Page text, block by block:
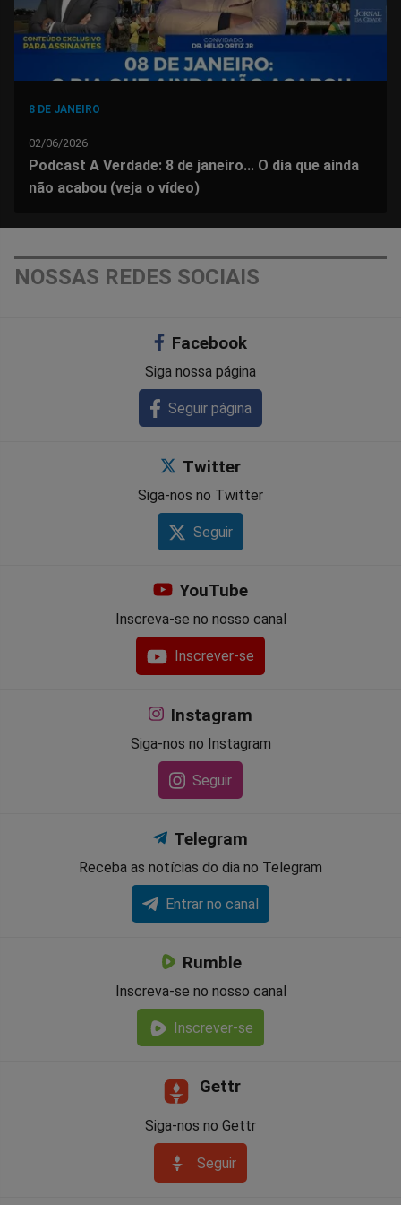
8 DE JANEIRO
02/06/2026
Podcast A Verdade: 8 de janeiro... O dia que ainda
não acabou (veja o vídeo)
NOSSAS REDES SOCIAIS
Facebook
Siga nossa página
Seguir página
Twitter
Siga-nos no Twitter
Seguir
YouTube
Inscreva-se no nosso canal
Inscrever-se
Instagram
Siga-nos no Instagram
Seguir
Telegram
Receba as notícias do dia no Telegram
Entrar no canal
Rumble
Inscreva-se no nosso canal
Inscrever-se
Gettr
Siga-nos no Gettr
Seguir